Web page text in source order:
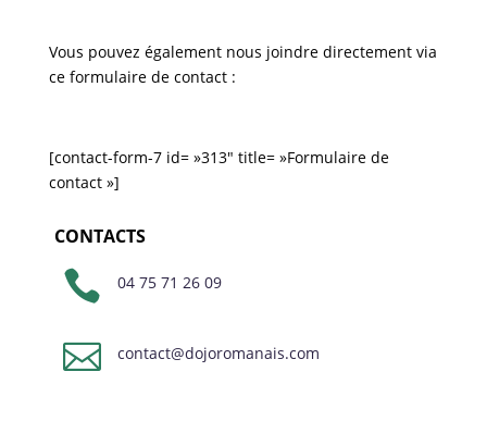
Vous pouvez également nous joindre directement via
ce formulaire de contact :
[contact-form-7 id= »313″ title= »Formulaire de
contact »]
CONTACTS
 04 75 71 26 09
 contact@dojoromanais.com